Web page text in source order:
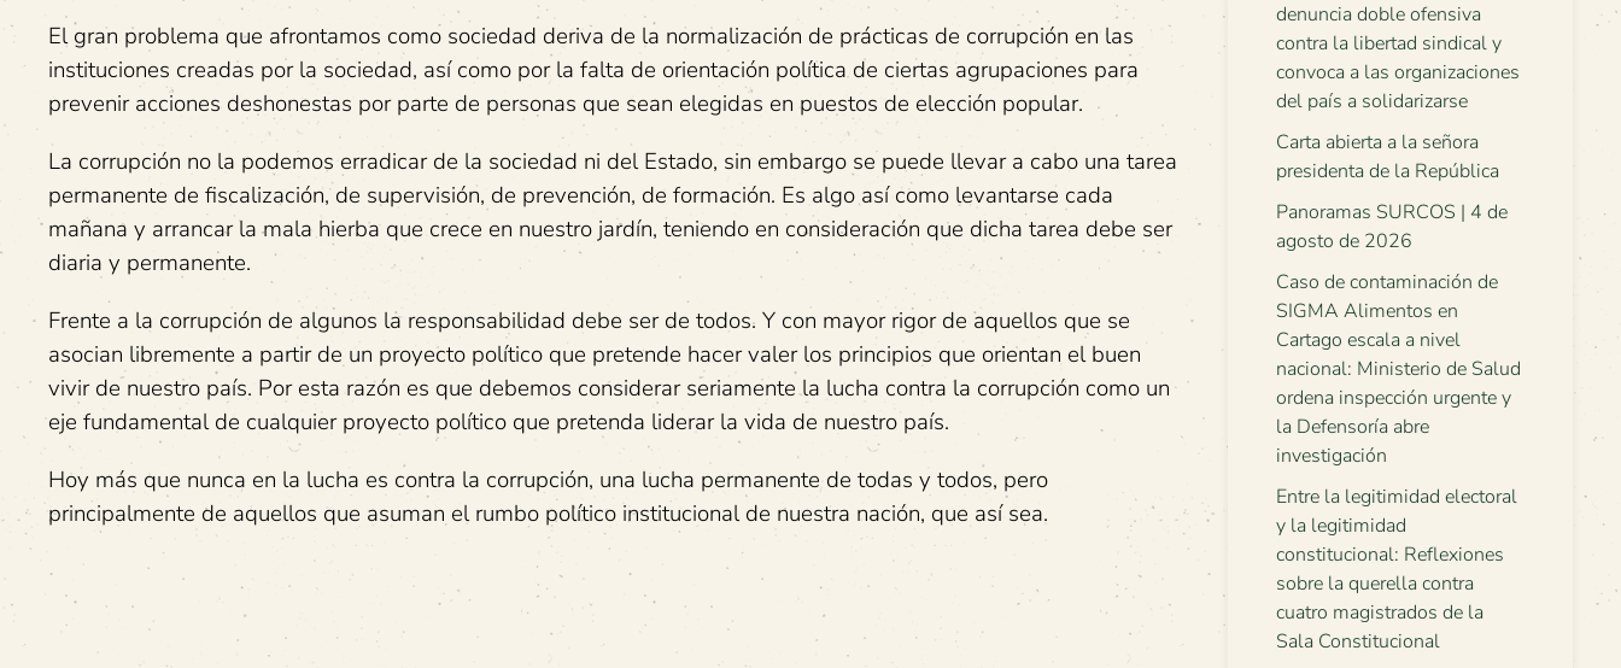
El gran problema que afrontamos como sociedad deriva de la normalización de prácticas de corrupción en las
instituciones creadas por la sociedad, así como por la falta de orientación política de ciertas agrupaciones para
prevenir acciones deshonestas por parte de personas que sean elegidas en puestos de elección popular.
La corrupción no la podemos erradicar de la sociedad ni del Estado, sin embargo se puede llevar a cabo una tarea
permanente de fiscalización, de supervisión, de prevención, de formación. Es algo así como levantarse cada
mañana y arrancar la mala hierba que crece en nuestro jardín, teniendo en consideración que dicha tarea debe ser
diaria y permanente.
Frente a la corrupción de algunos la responsabilidad debe ser de todos. Y con mayor rigor de aquellos que se
asocian libremente a partir de un proyecto político que pretende hacer valer los principios que orientan el buen
vivir de nuestro país. Por esta razón es que debemos considerar seriamente la lucha contra la corrupción como un
eje fundamental de cualquier proyecto político que pretenda liderar la vida de nuestro país.
Hoy más que nunca en la lucha es contra la corrupción, una lucha permanente de todas y todos, pero
principalmente de aquellos que asuman el rumbo político institucional de nuestra nación, que así sea.
denuncia doble ofensiva
contra la libertad sindical y
convoca a las organizaciones
del país a solidarizarse
Carta abierta a la señora
presidenta de la República
Panoramas SURCOS | 4 de
agosto de 2026
Caso de contaminación de
SIGMA Alimentos en
Cartago escala a nivel
nacional: Ministerio de Salud
ordena inspección urgente y
la Defensoría abre
investigación
Entre la legitimidad electoral
y la legitimidad
constitucional: Reflexiones
sobre la querella contra
cuatro magistrados de la
Sala Constitucional